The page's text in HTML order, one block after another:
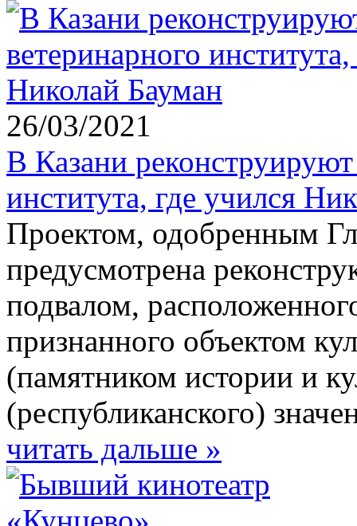
26/03/2021
В Казани
института, где учился
Проектом, одобренным
предусмотрена
подвалом,
признанного объектом
(памятником истории и
(республиканского)
читать дальше »